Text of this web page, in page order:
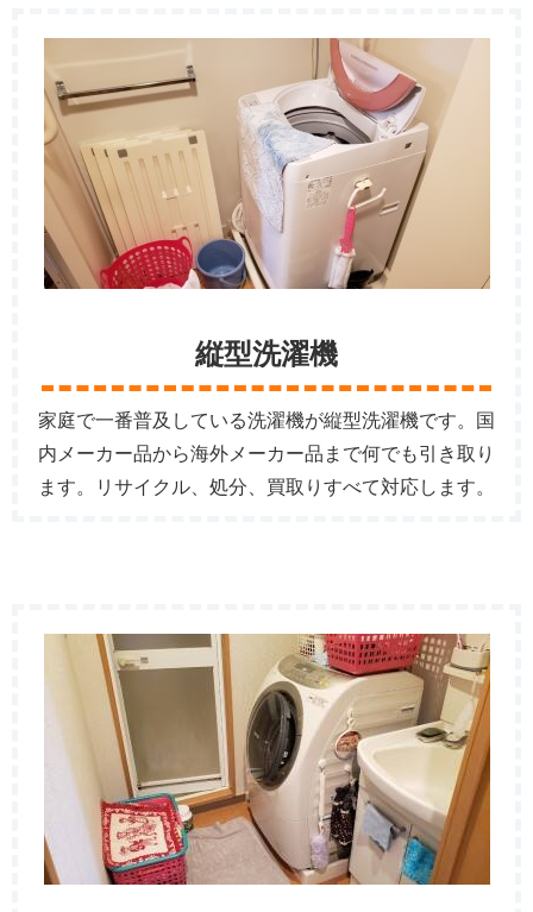
縦型洗濯機
家庭で一番普及している洗濯機が縦型洗濯機です。国
内メーカー品から海外メーカー品まで何でも引き取り
ます。リサイクル、処分、買取りすべて対応します。